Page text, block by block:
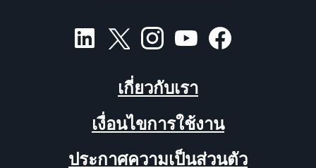
เกี่ยวกับเรา
เงื่อนไขการใช้งาน
ประกาศความเป็นส่วนตัว